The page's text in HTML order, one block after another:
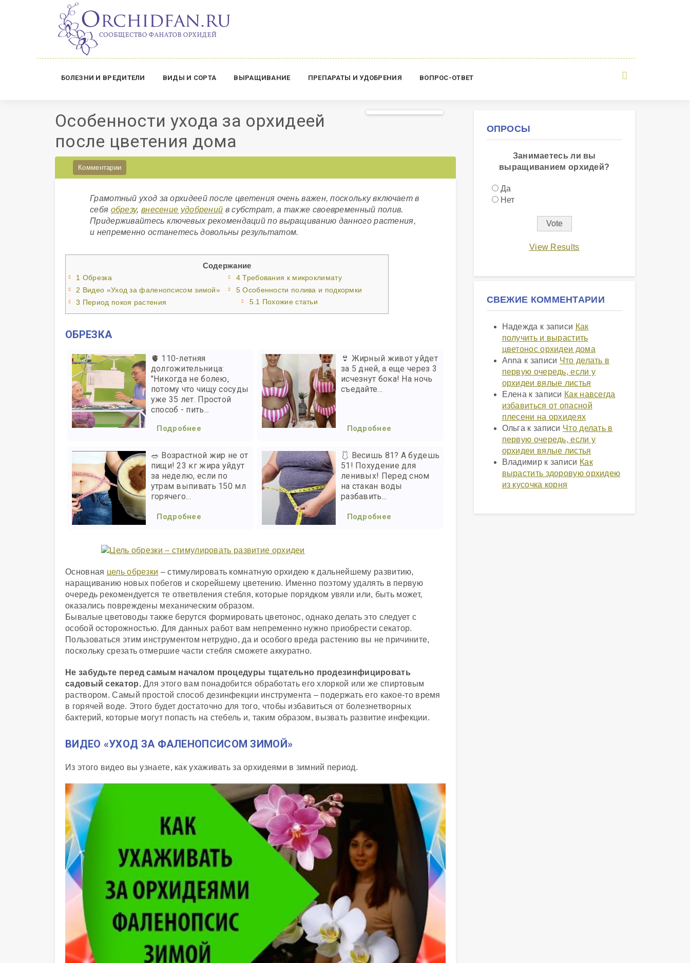
БОЛЕЗНИ И ВРЕДИТЕЛИ ВИДЫ И СОРТА ВЫРАЩИВАНИЕ ПРЕПАРАТЫ И УДОБРЕНИЯ ВОПРОС-ОТВЕТ
Особенности ухода за орхидеей
после цветения дома
Комментарии
Грамотный уход за орхидеей после цветения очень важен, поскольку включает в
себя обрезу, внесение удобрений в субстрат, а также своевременный полив.
Придерживайтесь ключевых рекомендаций по выращиванию данного растения,
и непременно останетесь довольны результатом.
Содержание
1 Обрезка
2 Видео «Уход за фаленопсисом зимой»
3 Период покоя растения
4 Требования к микроклимату
5 Особенности полива и подкормки
5.1 Похожие статьи
ОБРЕЗКА
🫀 110-летняя
долгожительница:
"Никогда не болею,
потому что чищу сосуды
уже 35 лет. Простой
способ - пить...
Подробнее
👙 Жирный живот уйдет
за 5 дней, а еще через 3
исчезнут бока! На ночь
съедайте...
Подробнее
🥗 Возрастной жир не от
пищи! 23 кг жира уйдут
за неделю, если по
утрам выпивать 150 мл
горячего...
Подробнее
🩱 Весишь 81? А будешь
51! Похудение для
ленивых! Перед сном
на стакан воды
разбавить...
Подробнее
Основная цель обрезки – стимулировать комнатную орхидею к дальнейшему развитию,
наращиванию новых побегов и скорейшему цветению. Именно поэтому удалять в первую
очередь рекомендуется те ответвления стебля, которые порядком увяли или, быть может,
оказались повреждены механическим образом.
Бывалые цветоводы также берутся формировать цветонос, однако делать это следует с
особой осторожностью. Для данных работ вам непременно нужно приобрести секатор.
Пользоваться этим инструментом нетрудно, да и особого вреда растению вы не причините,
поскольку срезать отмершие части стебля сможете аккуратно.
Не забудьте перед самым началом процедуры тщательно продезинфицировать
садовый секатор.Для этого вам понадобится обработать его хлоркой или же спиртовым
раствором. Самый простой способ дезинфекции инструмента – подержать его какое-то время
в горячей воде. Этого будет достаточно для того, чтобы избавиться от болезнетворных
бактерий, которые могут попасть на стебель и, таким образом, вызвать развитие инфекции.
ВИДЕО «УХОД ЗА ФАЛЕНОПСИСОМ ЗИМОЙ»
Из этого видео вы узнаете, как ухаживать за орхидеями в зимний период.
ОПРОСЫ
Занимаетесь ли вы
выращиванием орхидей?
Да
Нет
View Results
СВЕЖИЕ КОММЕНТАРИИ
Надежда к записи Как
получить и вырастить
цветонос орхидеи дома
Anna к записи Что делать в
первую очередь, если у
орхидеи вялые листья
Елена к записи Как навсегда
избавиться от опасной
плесени на орхидеях
Ольга к записи Что делать в
первую очередь, если у
орхидеи вялые листья
Владимирк записи Как
вырастить здоровую орхидею
из кусочка корня